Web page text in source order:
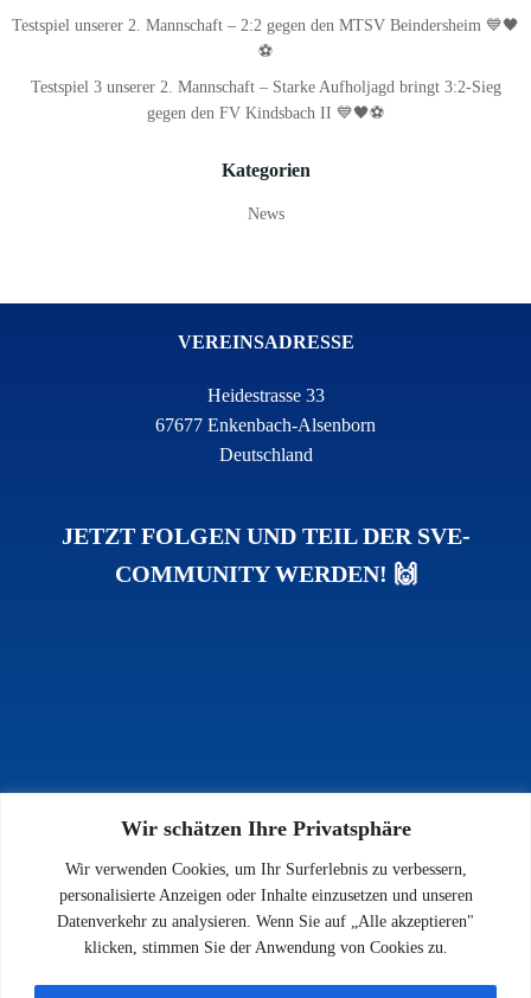
Wir schätzen Ihre Privatsphäre
Wir verwenden Cookies, um Ihr Surferlebnis zu verbessern,
personalisierte Anzeigen oder Inhalte einzusetzen und unseren
Datenverkehr zu analysieren. Wenn Sie auf „Alle akzeptieren"
klicken, stimmen Sie der Anwendung von Cookies zu.
Testspiel unserer 2. Mannschaft – 2:2 gegen den MTSV Beindersheim 💙🖤
⚽
Testspiel 3 unserer 2. Mannschaft – Starke Aufholjagd bringt 3:2-Sieg
gegen den FV Kindsbach II 💙🖤⚽
Kategorien
News
VEREINSADRESSE
Heidestrasse 33
67677 Enkenbach-Alsenborn
Deutschland
JETZT FOLGEN UND TEIL DER SVE-
COMMUNITY WERDEN! 🙌
INFOS
Impressum
Datenschutz
Kontakt